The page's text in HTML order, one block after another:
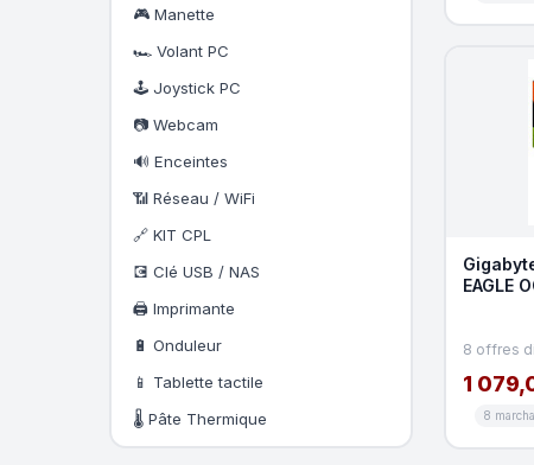
🎮 Manette
🏎️ Volant PC
🕹️ Joystick PC
📷 Webcam
🔊 Enceintes
📶 Réseau / WiFi
🔗 KIT CPL
💽 Clé USB / NAS
🖨️ Imprimante
🔋 Onduleur
📱 Tablette tactile
🌡️ Pâte Thermique
EAGLE
8 offres
1
8